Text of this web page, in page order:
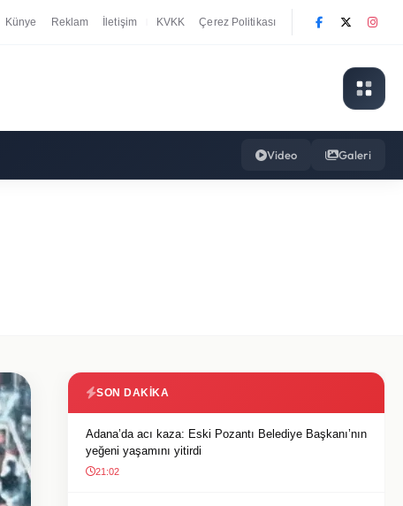
Künye Reklam İletişim KVKK Çerez Politikası
Video Galeri
SON DAKIKA
Adana’da acı kaza: Eski Pozantı Belediye Başkanı’nın
yeğeni yaşamını yitirdi
21:02